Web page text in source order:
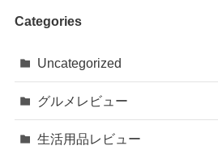
Categories
Uncategorized
グルメレビュー
生活用品レビュー